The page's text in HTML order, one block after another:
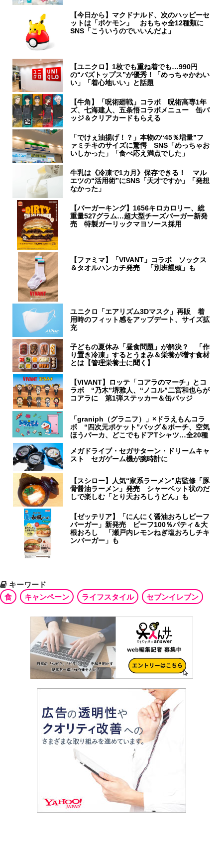
【今日から】マクドナルド、次のハッピーセ
ットは「ポケモン」 おもちゃ全12種類に
SNS「こういうのでいいんだよ」
【ユニクロ】1枚でも重ね着でも…990円
の“バズトップス”が優秀！「めっちゃかわい
い」「着心地いい」と話題
【牛角】「呪術廻戦」コラボ 呪術高専1年
ズ、七海建人、五条悟コラボメニュー 缶バ
ッジ＆クリアカードもらえる
「でけぇ油揚げ！？」本物の“45％増量”フ
ァミチキのサイズに驚愕 SNS「めっちゃお
いしかった」「食べ応え満点でした」
牛乳は《冷凍で1カ月》保存できる！ マル
エツの“活用術”にSNS「天才ですか」「発想
なかった」
【バーガーキング】1656キロカロリー、総
重量527グラム…超大型チーズバーガー新発
売 特製ガーリックマヨソース採用
【ファミマ】「VIVANT」コラボ ソックス
＆タオルハンカチ発売 「別班饅頭」も
ユニクロ「エアリズム3Dマスク」再販 着
用時のフィット感をアップデート、サイズ拡
充
子どもの夏休み「昼食問題」が解決？ 「作
り置き冷凍」するとうまみ＆栄養が増す食材
とは【管理栄養士に聞く】
【VIVANT】ロッテ「コアラのマーチ」とコ
ラボ “乃木”堺雅人、“ノコル”二宮和也らが
コアラに 第1弾ステッカー＆缶バッジ
「graniph（グラニフ）」×ドラえもんコラ
ボ “四次元ポケット”バッグ＆ポーチ、空気
ほうパーカ、どこでもドアTシャツ…全20種
メガドライブ・セガサターン・ドリームキャ
スト セガゲーム機が腕時計に
【スシロー】人気“家系ラーメン”店監修「豚
骨醤油ラーメン」発売 シャーベット状のだ
しで楽しむ「とり天おろしうどん」も
【ゼッテリア】「にんにく醤油おろしビーフ
バーガー」新発売 ビーフ100％パティ＆大
根おろし 「瀬戸内レモンねぎ塩おろしチキ
ンバーガー」も
キーワード
食
キャンペーン ライフスタイル セブンイレブン